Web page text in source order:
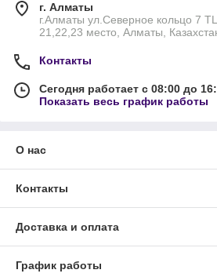
г. Алматы
г.Алматы ул.Северное кольцо 7
21,22,23 место, Алматы,
Контакты
Сегодня работает с 08:00 до
Показать весь график работы
О нас
Контакты
Доставка и оплата
График работы